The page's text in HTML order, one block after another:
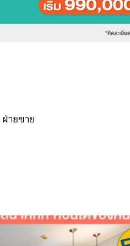
ฝ่ายขาย